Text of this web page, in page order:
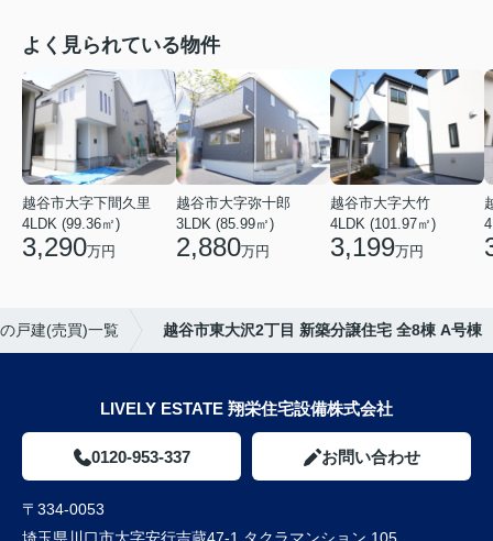
よく見られている物件
越谷市大字下間久里
4LDK (99.36㎡)
3,290万円
越谷市大字弥十郎
3LDK (85.99㎡)
2,880万円
越谷市大字大竹
4LDK (101.97㎡)
3,199万円
戸建(売買)一覧 越谷市東大沢2丁目 新築分譲住宅 全8棟 A号棟
LIVELY ESTATE 翔栄住宅設備株式会社
0120-953-337 お問い合わせ
〒334-0053